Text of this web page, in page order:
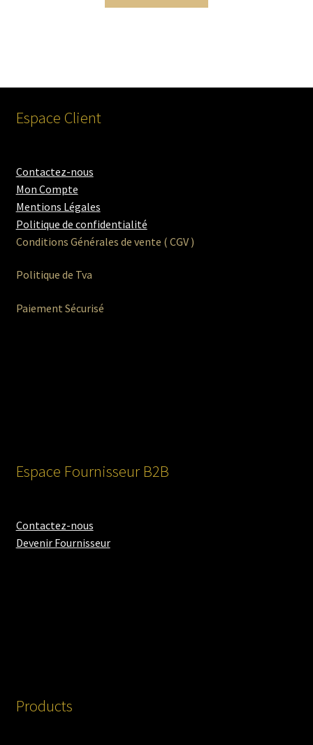
Espace Client
Contactez-nous
Mon Compte
Mentions Légales
Politique de confidentialité
Conditions Générales de vente ( CGV )
Politique de Tva
Paiement Sécurisé
Espace Fournisseur B2B
Contactez-nous
Devenir Fournisseur
Products